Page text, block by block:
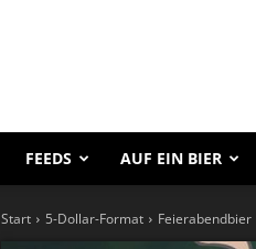
FEEDS AUF EIN BIER
Start 5-Dollar-Format Feierabendbier